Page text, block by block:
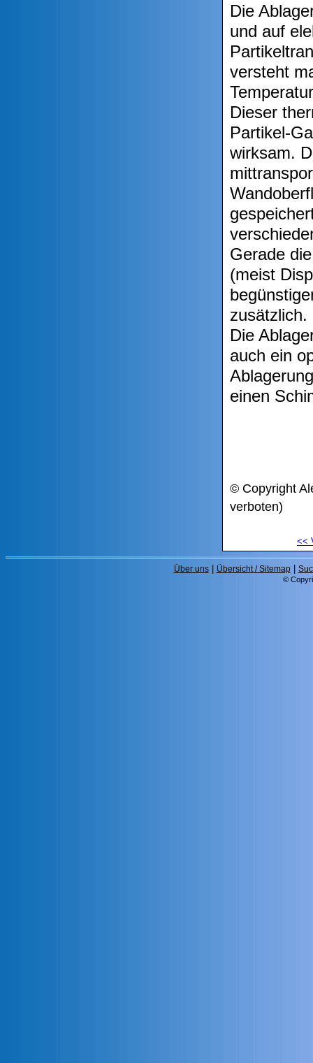
Die
und auf
versteht
Dieser
Partikel-
wirksam.
Gerade
(meist
zusätzlich.
Die
auch ein
einen
© Copyright
verboten)
<<
Über uns| Übersicht / Sitemap|
©